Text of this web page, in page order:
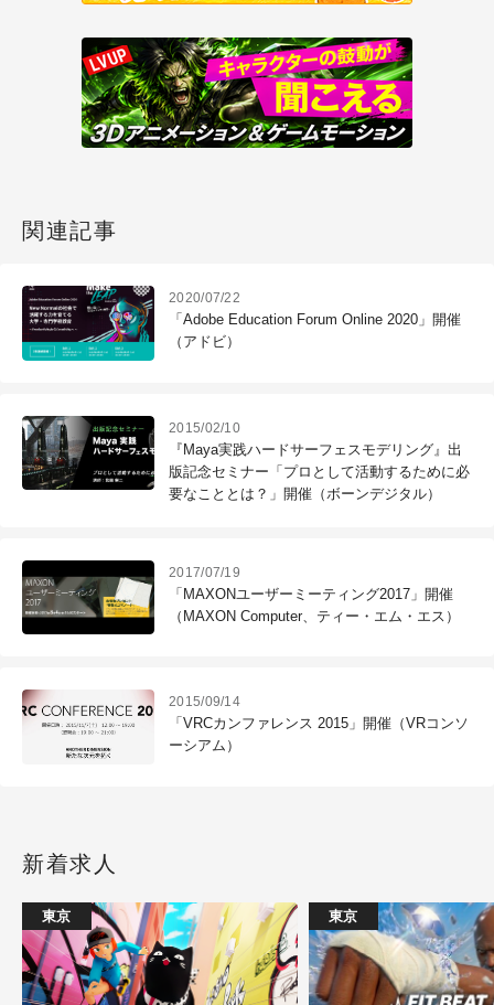
関連記事
2020/07/22
「Adobe Education Forum Online 2020」開催
（アドビ）
2015/02/10
『Maya実践ハードサーフェスモデリング』出
版記念セミナー「プロとして活動するために必
要なこととは？」開催（ボーンデジタル）
2017/07/19
「MAXONユーザーミーティング2017」開催
（MAXON Computer、ティー・エム・エス）
2015/09/14
「VRCカンファレンス 2015」開催（VRコンソ
ーシアム）
新着求人
東京 東京